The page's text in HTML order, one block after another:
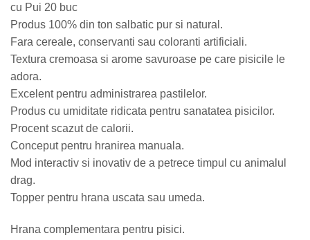
cu Pui 20 buc
Produs 100% din ton salbatic pur si natural.
Fara cereale, conservanti sau coloranti artificiali.
Textura cremoasa si arome savuroase pe care pisicile le
adora.
Excelent pentru administrarea pastilelor.
Produs cu umiditate ridicata pentru sanatatea pisicilor.
Procent scazut de calorii.
Conceput pentru hranirea manuala.
Mod interactiv si inovativ de a petrece timpul cu animalul
drag.
Topper pentru hrana uscata sau umeda.
Hrana complementara pentru pisici.